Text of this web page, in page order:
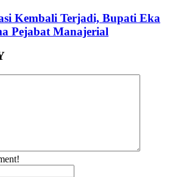
Kembali Terjadi, Bupati Eka
Pejabat Manajerial